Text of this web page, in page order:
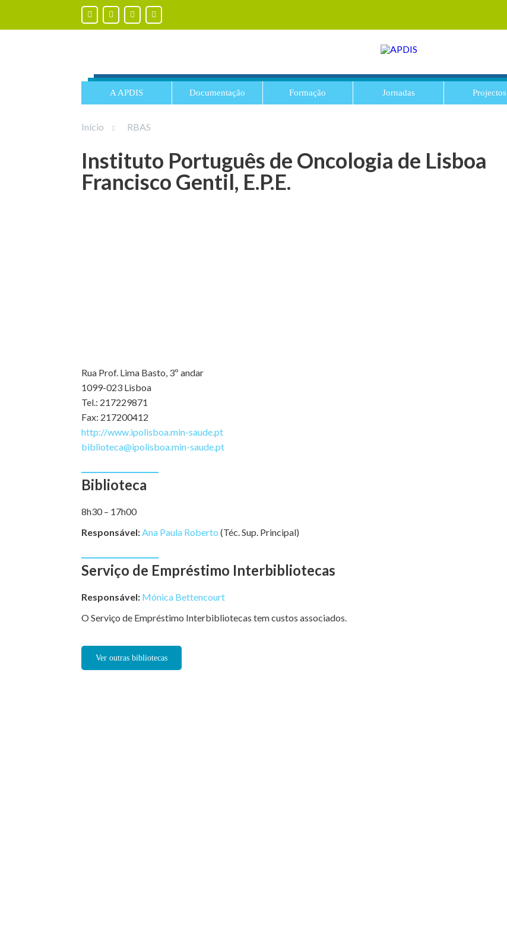
A APDIS Documentação Formação Jornadas Projectos
Início RBAS
Instituto Português de Oncologia de Lisboa
Francisco Gentil, E.P.E.
Rua Prof. Lima Basto, 3º andar
1099-023 Lisboa
Tel.: 217229871
Fax: 217200412
http://www.ipolisboa.min-saude.pt
biblioteca@ipolisboa.min-saude.pt
Biblioteca
8h30 – 17h00
Responsável:Ana Paula Roberto (Téc. Sup. Principal)
Serviço de Empréstimo Interbibliotecas
Responsável: Mónica Bettencourt
O Serviço de Empréstimo Interbibliotecas tem custos associados.
Ver outras bibliotecas